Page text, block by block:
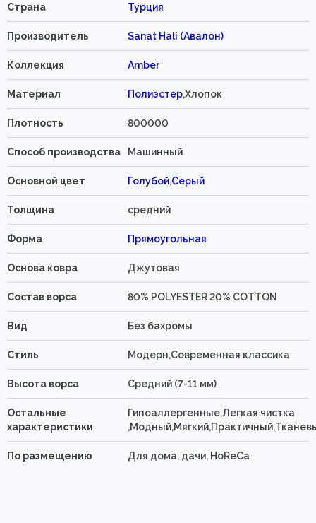
Страна Турция
Производитель Sanat Hali (Авалон)
Коллекция Amber
Материал Полиэстер,Хлопок
Плотность 800000
Способ производства Машинный
Основной цвет Голубой,Серый
Толщина средний
Форма Прямоугольная
Основа ковра Джутовая
Состав ворса 80% POLYESTER 20% COTTON
Вид Без бахромы
Стиль Модерн,Современная классика
Высота ворса Средний (7-11 мм)
Остальные
характеристики
Гипоаллергенные,Легкая чистка
По размещению Для дома, дачи, HoReCa